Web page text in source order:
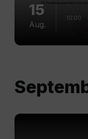
15
Aug.
10:00
Mehr